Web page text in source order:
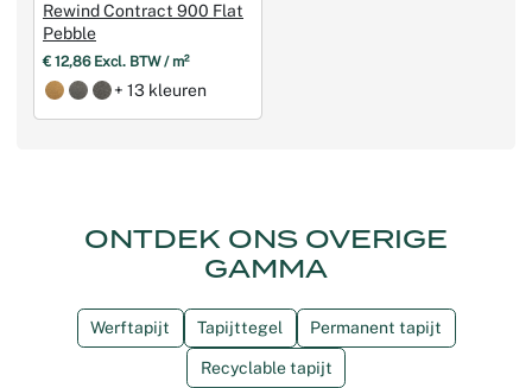
Rewind Contract 900 Flat
Pebble
€ 12,86 Excl. BTW / m²
+ 13 kleuren
ONTDEK ONS OVERIGE
GAMMA
Werftapijt Tapijttegel Permanent tapijt
Recyclable tapijt